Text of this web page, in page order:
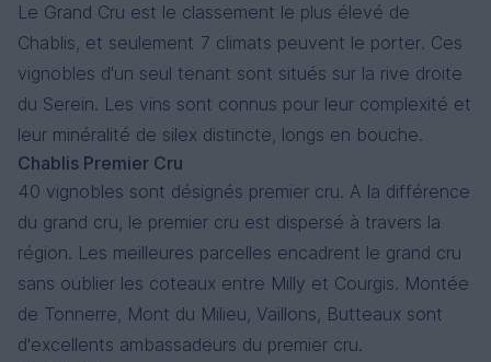
Le Grand Cru est le classement le plus élevé de
Chablis, et seulement 7 climats peuvent le porter. Ces
vignobles d'un seul tenant sont situés sur la rive droite
du Serein. Les vins sont connus pour leur complexité et
leur minéralité de silex distincte, longs en bouche.
Chablis Premier Cru
40 vignobles sont désignés premier cru. A la différence
du grand cru, le premier cru est dispersé à travers la
région. Les meilleures parcelles encadrent le grand cru
sans oublier les coteaux entre Milly et Courgis. Montée
de Tonnerre, Mont du Milieu, Vaillons, Butteaux sont
d'excellents ambassadeurs du premier cru.